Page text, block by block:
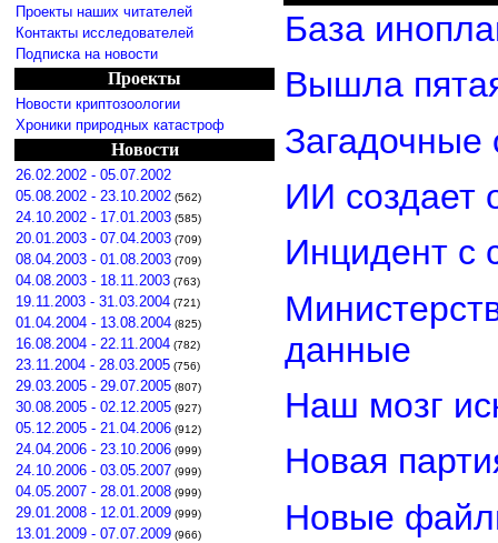
Проекты наших читателей
Контакты исследователей
Подписка на новости
Проекты
Новости криптозоологии
Хроники природных катастроф
Новости
26.02.2002 - 05.07.2002
05.08.2002 - 23.10.2002 (562)
24.10.2002 - 17.01.2003 (585)
20.01.2003 - 07.04.2003 (709)
08.04.2003 - 01.08.2003 (709)
04.08.2003 - 18.11.2003 (763)
19.11.2003 - 31.03.2004 (721)
01.04.2004 - 13.08.2004 (825)
16.08.2004 - 22.11.2004 (782)
23.11.2004 - 28.03.2005 (756)
29.03.2005 - 29.07.2005 (807)
30.08.2005 - 02.12.2005 (927)
05.12.2005 - 21.04.2006 (912)
24.04.2006 - 23.10.2006 (999)
24.10.2006 - 03.05.2007 (999)
04.05.2007 - 28.01.2008 (999)
29.01.2008 - 12.01.2009 (999)
13.01.2009 - 07.07.2009 (966)
База
Вышла
ИИ создает
Инцидент с
данные
Наш мозг
Новая
Новые